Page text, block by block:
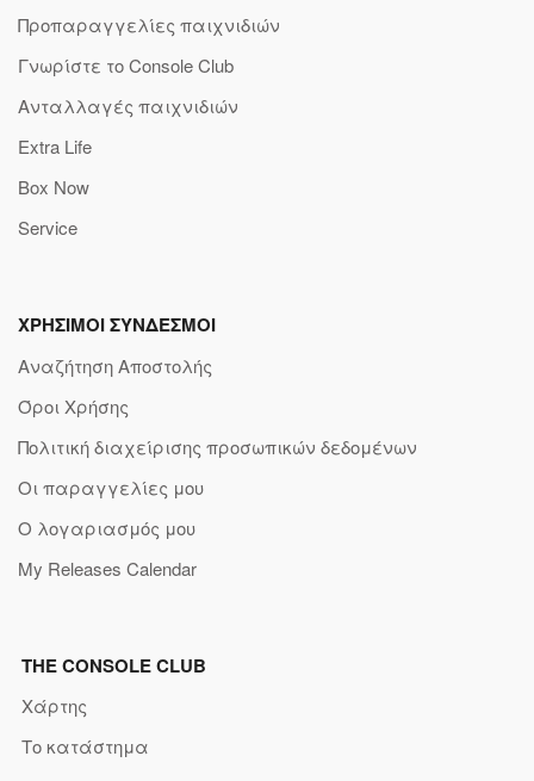
Προπαραγγελίες παιχνιδιών
Γνωρίστε το Console Club
Ανταλλαγές παιχνιδιών
Extra Life
Box Now
Service
ΧΡΗΣΙΜΟΙ ΣΥΝΔΕΣΜΟΙ
Αναζήτηση Αποστολής
Όροι Χρήσης
Πολιτική διαχείρισης προσωπικών δεδομένων
Οι παραγγελίες μου
Ο λογαριασμός μου
My Releases Calendar
THE CONSOLE CLUB
Χάρτης
Το κατάστημα